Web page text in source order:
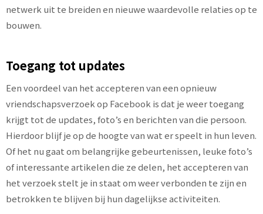
netwerk uit te breiden en nieuwe waardevolle relaties op te
bouwen.
Toegang tot updates
Een voordeel van het accepteren van een opnieuw
vriendschapsverzoek op Facebook is dat je weer toegang
krijgt tot de updates, foto’s en berichten van die persoon.
Hierdoor blijf je op de hoogte van wat er speelt in hun leven.
Of het nu gaat om belangrijke gebeurtenissen, leuke foto’s
of interessante artikelen die ze delen, het accepteren van
het verzoek stelt je in staat om weer verbonden te zijn en
betrokken te blijven bij hun dagelijkse activiteiten.